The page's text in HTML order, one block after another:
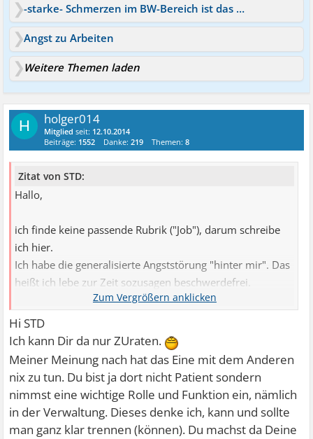
-starke- Schmerzen im BW-Bereich ist das Normal?
Angst zu Arbeiten
Weitere Themen laden
H holger014
Mitglied seit: 12.10.2014
Beiträge: 1552 Danke:219 Themen:8
Zitat von STD:
Hallo,
ich finde keine passende Rubrik ("Job"), darum schreibe
ich hier.
Ich habe die generalisierte Angststörung "hinter mir". Das
heißt ich lebe zur Zeit sozusagen beschwerdefrei.
Nun bin ich im Gesundheitswesen tätig und mich reizt
eine Stelle in einer psychosomatischen Klinik. In der
dortigen Verwaltung.
Ich bin am grübeln und hin- und her überlegen... und
weiß gar nicht, wie ich formulieren soll.
Meint Ihr, dort zu arbeiten und die Ängste, Zwänge etc.
täglich um sich zu haben -wenn auch weniger im
Hi STD
Ich kann Dir da nur ZUraten.
Meiner Meinung nach hat das Eine mit dem Anderen
nix zu tun. Du bist ja dort nicht Patient sondern
nimmst eine wichtige Rolle und Funktion ein, nämlich
in der Verwaltung. Dieses denke ich, kann und sollte
man ganz klar trennen (können). Du machst da Deine